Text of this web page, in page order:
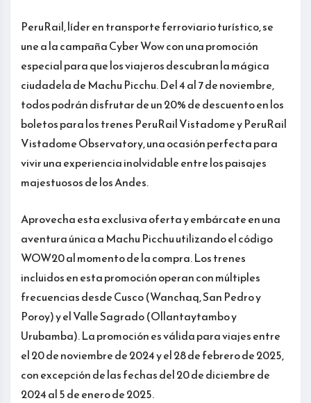
PeruRail, líder en transporte ferroviario turístico, se
une a la campaña Cyber Wow con una promoción
especial para que los viajeros descubran la mágica
ciudadela de Machu Picchu. Del 4 al 7 de noviembre,
todos podrán disfrutar de un 20% de descuento en los
boletos para los trenes PeruRail Vistadome y PeruRail
Vistadome Observatory, una ocasión perfecta para
vivir una experiencia inolvidable entre los paisajes
majestuosos de los Andes.
Aprovecha esta exclusiva oferta y embárcate en una
aventura única a Machu Picchu utilizando el código
WOW20 al momento de la compra. Los trenes
incluidos en esta promoción operan con múltiples
frecuencias desde Cusco (Wanchaq, San Pedro y
Poroy) y el Valle Sagrado (Ollantaytambo y
Urubamba). La promoción es válida para viajes entre
el 20 de noviembre de 2024 y el 28 de febrero de 2025,
con excepción de las fechas del 20 de diciembre de
2024 al 5 de enero de 2025.